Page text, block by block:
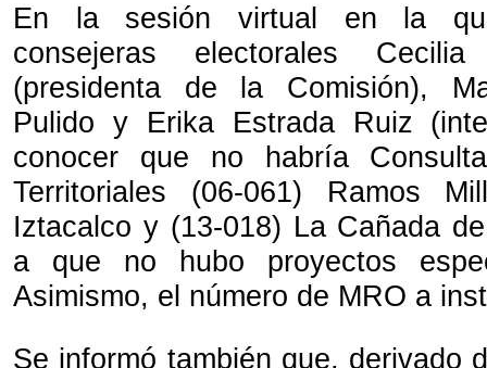
En la sesión virtual en la
consejeras electorales
(presidenta de la Comisión),
Pulido y Erika Estrada Ruiz
conocer que no habría
Territoriales (06-061) Ramos
Iztacalco y (13-018) La Cañada
a que no hubo proyectos
Asimismo, el número de MRO a
Se informó también que, derivado